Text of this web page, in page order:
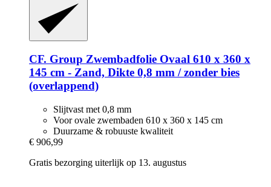
CF. Group Zwembadfolie Ovaal 610 x 360 x
145 cm -​ Zand, Dikte 0,8 mm / zonder bies
(overlappend)
Slijtvast met 0,8 mm
Voor ovale zwembaden 610 x 360 x 145 cm
Duurzame & robuuste kwaliteit
€ 906,99
Gratis bezorging uiterlijk op 13. augustus